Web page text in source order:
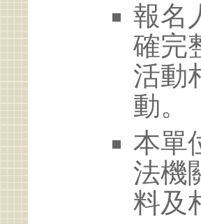
報名
確完
活動
動。
本單
法機
料及